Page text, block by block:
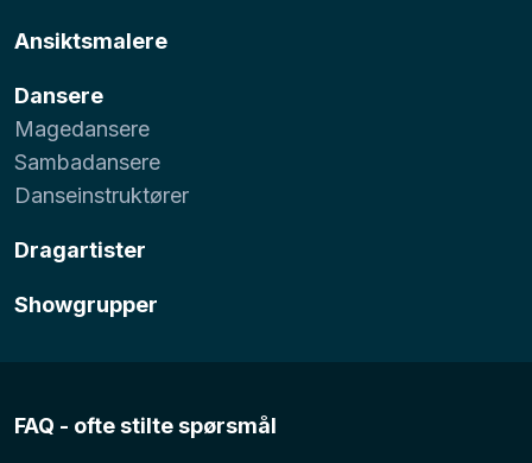
Ansiktsmalere
Dansere
Magedansere
Sambadansere
Danseinstruktører
Dragartister
Showgrupper
FAQ - ofte stilte spørsmål